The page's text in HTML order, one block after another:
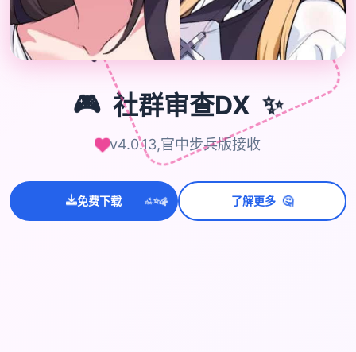
🎮
🎮 社群审查DX ✨
v4.0.13,官中步兵版接收
免费下载 ✨⭐💫 了解更多 🤔